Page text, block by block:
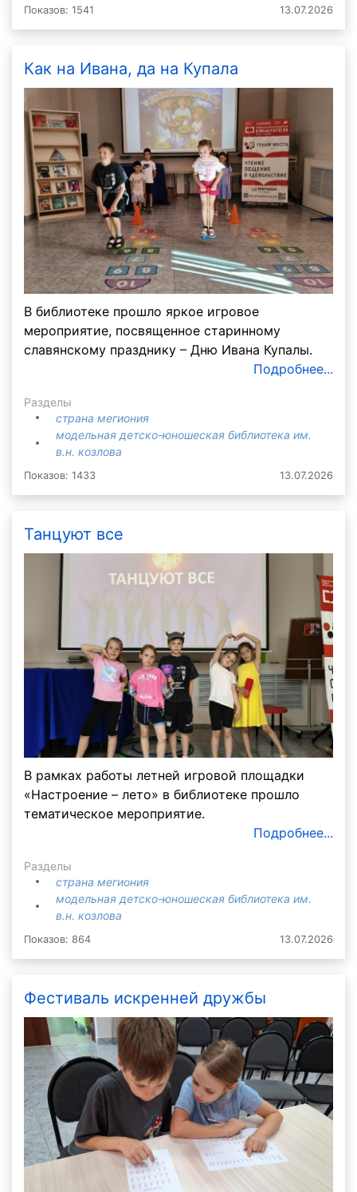
Показов: 1541 13.07.2026
Как на Ивана, да на Купала
В библиотеке прошло яркое игровое
мероприятие, посвященное старинному
славянскому празднику – Дню Ивана Купалы.
Подробнее...
Разделы
страна мегиония
модельная детско-юношеская библиотека им.
в.н. козлова
Показов: 1433 13.07.2026
Танцуют все
В рамках работы летней игровой площадки
«Настроение – лето» в библиотеке прошло
тематическое мероприятие.
Подробнее...
Разделы
страна мегиония
модельная детско-юношеская библиотека им.
в.н. козлова
Показов: 864 13.07.2026
Фестиваль искренней дружбы